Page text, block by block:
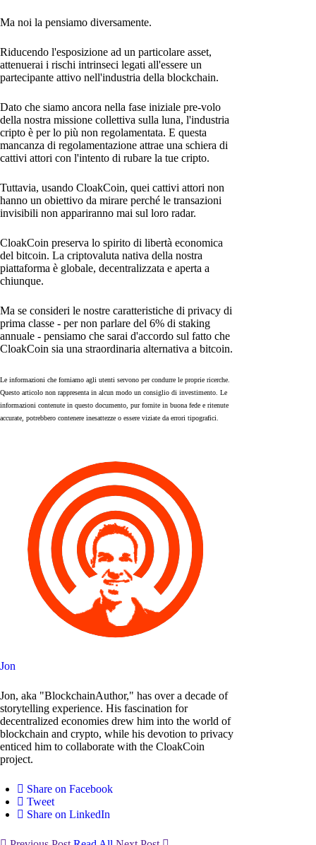
Ma noi la pensiamo diversamente.
Riducendo l'esposizione ad un particolare asset,
attenuerai i rischi intrinseci legati all'essere un
partecipante attivo nell'industria della blockchain.
Dato che siamo ancora nella fase iniziale pre-volo
della nostra missione collettiva sulla luna, l'industria
cripto è per lo più non regolamentata. E questa
mancanza di regolamentazione attrae una schiera di
cattivi attori con l'intento di rubare la tue cripto.
Tuttavia, usando CloakCoin, quei cattivi attori non
hanno un obiettivo da mirare perché le transazioni
invisibili non appariranno mai sul loro radar.
CloakCoin preserva lo spirito di libertà economica
del bitcoin. La criptovaluta nativa della nostra
piattaforma è globale, decentralizzata e aperta a
chiunque.
Ma se consideri le nostre caratteristiche di privacy di
prima classe - per non parlare del 6% di staking
annuale - pensiamo che sarai d'accordo sul fatto che
CloakCoin sia una straordinaria alternativa a bitcoin.
Le informazioni che forniamo agli utenti servono per condurre le proprie ricerche.
Questo articolo non rappresenta in alcun modo un consiglio di investimento. Le
informazioni contenute in questo documento, pur fornite in buona fede e ritenute
accurate, potrebbero contenere inesattezze o essere viziate da errori tipografici.
Jon
Jon, aka "BlockchainAuthor," has over a decade of
storytelling experience. His fascination for
decentralized economies drew him into the world of
blockchain and crypto, while his devotion to privacy
enticed him to collaborate with the CloakCoin
project.
Share on Facebook
Tweet
Share on LinkedIn